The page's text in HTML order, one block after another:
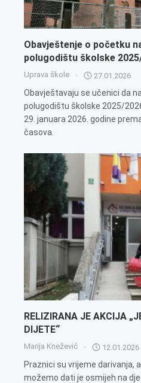
Obavještenje o početku
polugodištu školske
Uprava škole 27.01.2026
Obavještavaju se učenici da
polugodištu školske 2025/
29. januara 2026. godine
časova.
RELIZIRANA JE AKCIJA
DIJETE“
Marija Knežević 12.01.2026
Praznici su vrijeme darivanja,
možemo dati je osmijeh na